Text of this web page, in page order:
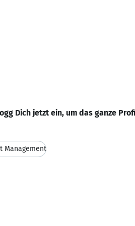
Dich jetzt ein, um das ganze
Management